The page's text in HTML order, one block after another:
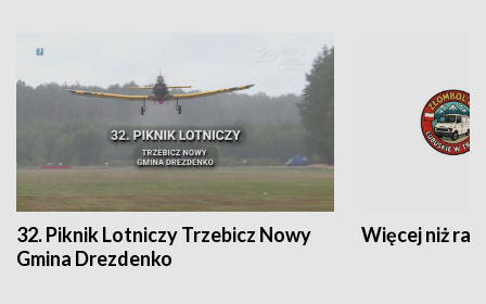
32. Piknik Lotniczy Trzebicz Nowy
Gmina Drezdenko
Więcej niż rajd